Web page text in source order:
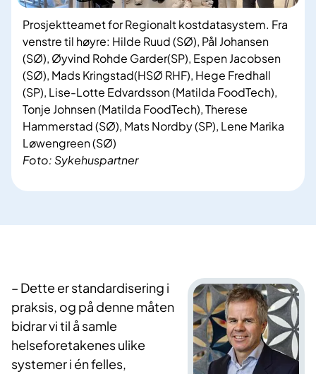
Foto: Sykehuspartner
​​​​​​​Prosjektteamet for Regionalt kostdatasystem. Fra
venstre til høyre: Hilde Ruud (SØ), Pål Johansen
(SØ), Øyvind Rohde Garder(SP), Espen Jacobsen
(SØ), Mads Kringstad(HSØ RHF), Hege Fredhall
(SP), Lise-Lotte Edvardsson (Matilda FoodTech),
Tonje Johnsen (Matilda FoodTech), Therese
Hammerstad (SØ), Mats Nordby (SP), Lene Marika
Løwengreen (SØ)
– Dette er standardisering i
praksis, og på denne måten
bidrar vi til å samle
helseforetakenes ulike
systemer i én felles,